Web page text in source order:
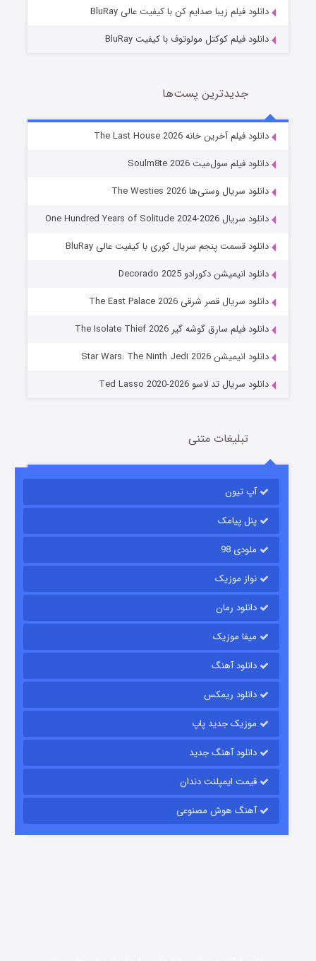
شوگر فصل ۲
خاندان اژدها فصل ۳
قسمت6 (زیرنویس) منتشر شد
باب اسفنجی فصل ۱۷
قسمت
دانلود فیلم زیبا صدایم کن با کیفیت عالی BluRay
دانلود فیلم کوکتل مولوتوف با کیفیت BluRay
جدیدترین پست‌ها
دانلود فیلم آخرین خانه The Last House 2026
دانلود فیلم سول‌میت Soulm8te 2026
دانلود سریال وستی‌ها The Westies 2026
دانلود سریال One Hundred Years of Solitude 2024-2026
دانلود قسمت پنجم سریال کوری با کیفیت عالی BluRay
دانلود انیمیشن دکورادو Decorado 2025
دانلود سریال قصر شرقی The East Palace 2026
دانلود فیلم سارق گوشه گیر The Isolate Thief 2026
دانلود انیمیشن Star Wars: The Ninth Jedi 2026
دانلود سریال تد لاسو Ted Lasso 2020-2026
تبلیغات متنی
آپ تیون
پنل پیامک
ملودی 98
نواز موزیک
دانلود رمان
میفا موزیک
دانلود آهنگ
دانلود ریمکس
موزیک جدید پاپ
دانلود آهنگ جدید
قیمت ایمپلنت دندان
آهنگ هوش مصنوعی